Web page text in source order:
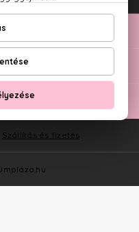
Szállítás és fizetés